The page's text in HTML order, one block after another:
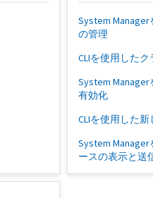
System
の管理
CLIを使用した
System
有効化
CLIを使用した
System
ースの表示と送